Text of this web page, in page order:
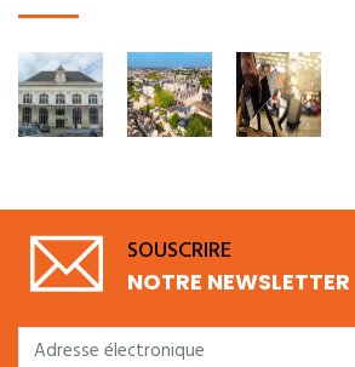
SOUSCRIRE
NOTRE NEWSLETTER